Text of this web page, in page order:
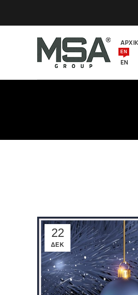
EN
EN
22
ΔΕΚ